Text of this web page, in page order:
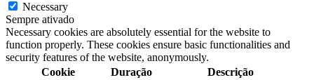
Necessary
Sempre ativado
Necessary cookies are absolutely essential for the website to
function properly. These cookies ensure basic functionalities and
security features of the website, anonymously.
Cookie
Duração Descrição